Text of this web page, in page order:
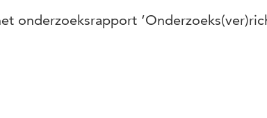
onderzoeksrapport